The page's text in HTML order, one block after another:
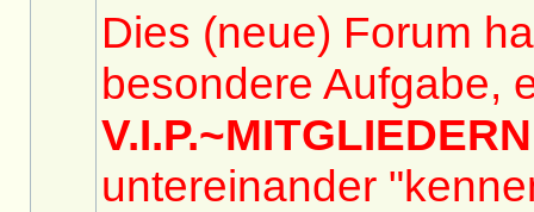
Dies (neue) Forum
besondere Aufgabe,
V.I.P.~MITGLIEDERN
untereinander